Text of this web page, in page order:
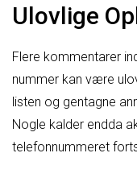
Ulovlige
Flere kommentarer
nummer kan være
listen og gentagne
Nogle kalder endda
telefonnummeret